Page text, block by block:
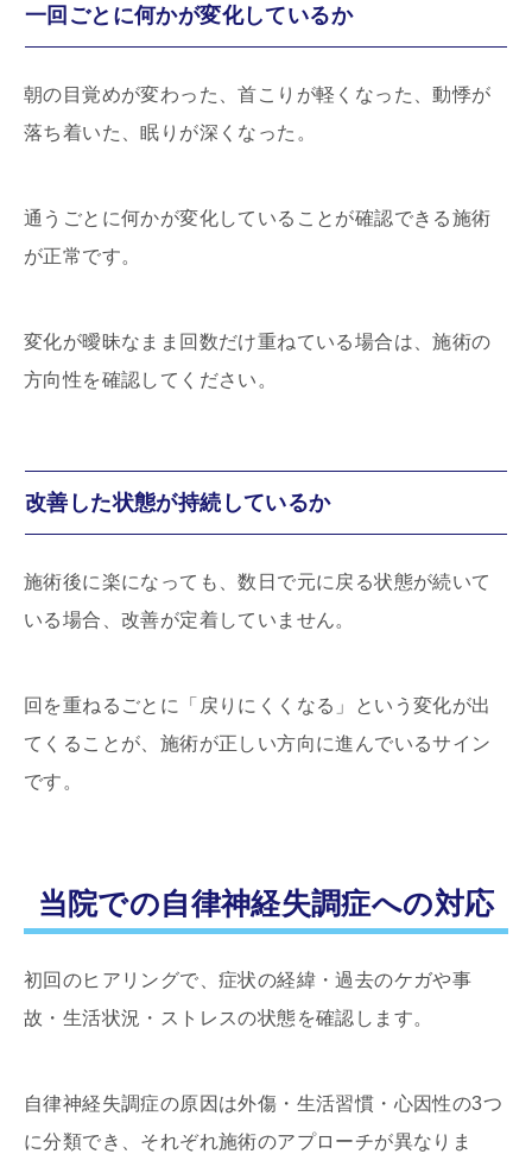
一回ごとに何かが変化しているか
朝の目覚めが変わった、首こりが軽くなった、動悸が
落ち着いた、眠りが深くなった。
通うごとに何かが変化していることが確認できる施術
が正常です。
変化が曖昧なまま回数だけ重ねている場合は、施術の
方向性を確認してください。
改善した状態が持続しているか
施術後に楽になっても、数日で元に戻る状態が続いて
いる場合、改善が定着していません。
回を重ねるごとに「戻りにくくなる」という変化が出
てくることが、施術が正しい方向に進んでいるサイン
です。
当院での自律神経失調症への対応
初回のヒアリングで、症状の経緯・過去のケガや事
故・生活状況・ストレスの状態を確認します。
自律神経失調症の原因は外傷・生活習慣・心因性の3つ
に分類でき、それぞれ施術のアプローチが異なりま